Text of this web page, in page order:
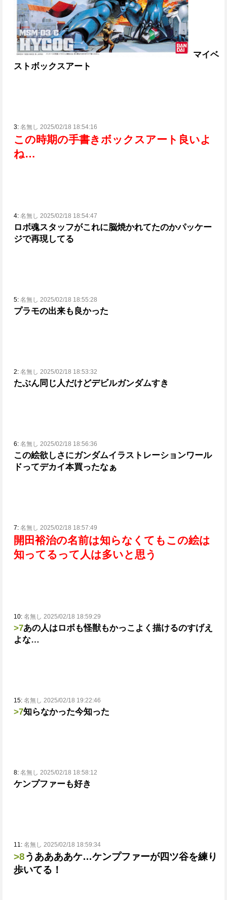
マイベ
ストボックスアート
3: 名無し 2025/02/18 18:54:16
この時期の手書きボックスアート良いよ
ね…
4: 名無し 2025/02/18 18:54:47
ロボ魂スタッフがこれに脳焼かれてたのかパッケー
ジで再現してる
5: 名無し 2025/02/18 18:55:28
プラモの出来も良かった
2: 名無し 2025/02/18 18:53:32
たぶん同じ人だけどデビルガンダムすき
6: 名無し 2025/02/18 18:56:36
この絵欲しさにガンダムイラストレーションワール
ドってデカイ本買ったなぁ
7: 名無し 2025/02/18 18:57:49
開田裕治の名前は知らなくてもこの絵は
知ってるって人は多いと思う
10: 名無し 2025/02/18 18:59:29
>7あの人はロボも怪獣もかっこよく描けるのすげえ
よな…
15: 名無し 2025/02/18 19:22:46
>7知らなかった今知った
8: 名無し 2025/02/18 18:58:12
ケンプファーも好き
11: 名無し 2025/02/18 18:59:34
>8うああああケ…ケンプファーが四ツ谷を練り
歩いてる！